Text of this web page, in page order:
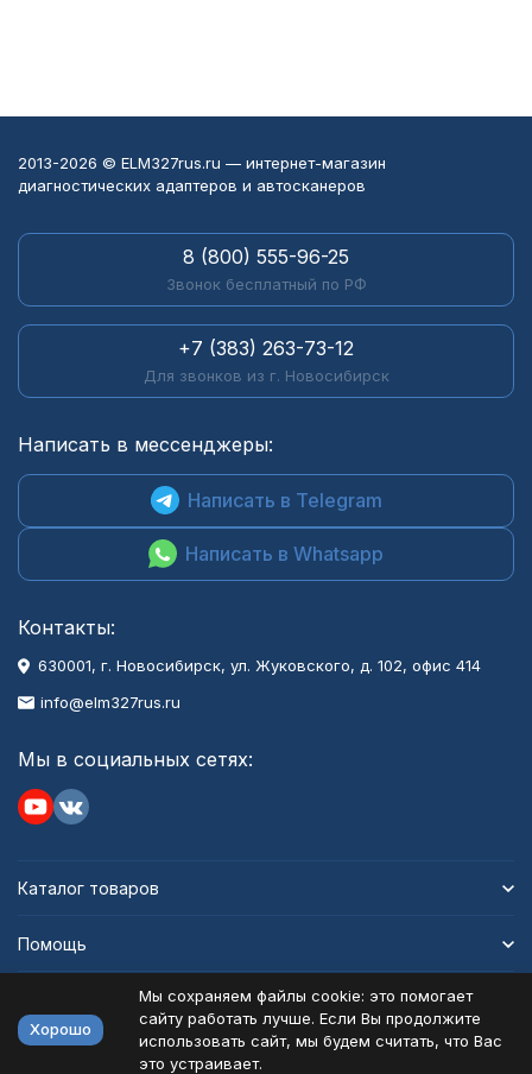
2013-2026 © ELM327rus.ru — интернет-магазин
диагностических адаптеров и автосканеров
8 (800) 555-96-25
Звонок бесплатный по РФ
+7 (383) 263-73-12
Для звонков из г. Новосибирск
Написать в мессенджеры:
Написать в Telegram
Написать в Whatsapp
Контакты:
630001, г. Новосибирск, ул. Жуковского, д. 102, офис 414
info@elm327rus.ru
Мы в социальных сетях:
Каталог товаров
Помощь
Хорошо
Мы сохраняем файлы cookie: это помогает
сайту работать лучше. Если Вы продолжите
использовать сайт, мы будем считать, что Вас
это устраивает.